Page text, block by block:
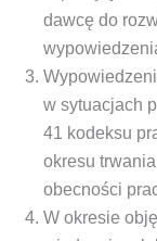
daw­cę do
w sytu­acjach
41 kodek­su
okre­su
obec­no­ści
W okre­sie